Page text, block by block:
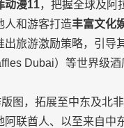
动漫11，把握全球及阿
人和游客打造丰富文化
出旅游激励策略，引导
Dubai）等世界级
图，拓展至中东及北
联酋人、以至来自中